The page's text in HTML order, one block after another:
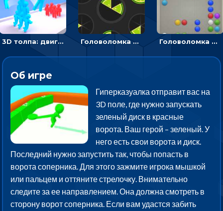
3D толпа: двигаться и собирать цветных человечков Головоломка Ломтики: уложи фрагменты и получи круг Головоломка Линии: собери шарики в ряд из 5
Об игре
Гиперказуалка отправит вас на
3D поле, где нужно запускать
зеленый диск в красные
ворота. Ваш герой – зеленый. У
него есть свои ворота и диск.
Последний нужно запустить так, чтобы попасть в
ворота соперника. Для этого зажмите игрока мышкой
или пальцем и оттяните стрелочку. Внимательно
следите за ее направлением. Она должна смотреть в
сторону ворот соперника. Если вам удастся забить